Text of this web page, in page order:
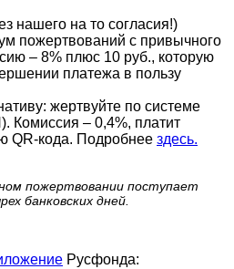
нашего на то согласия!)
пожертвований с привычного
– 8% плюс 10 руб., которую
платежа в пользу
жертвуйте по cистеме
Комиссия – 0,4%, платит
QR-кода. Подробнее здесь.
пожертвовании поступает
банковских дней.
Русфонда: